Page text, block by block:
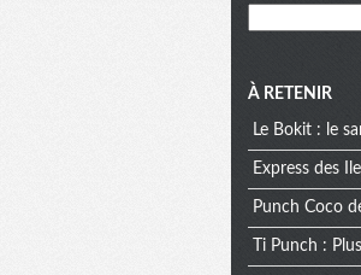
À RETENIR
Le Bokit : le
Express des
Punch Coco
Ti Punch :